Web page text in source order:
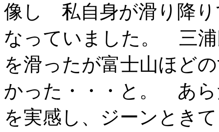
像し 私自身が滑り降り
なっていました。 三
を滑ったが富士山ほど
かった・・・と。 あ
を実感し、ジーンとき